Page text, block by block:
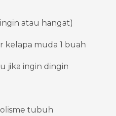
atau hangat)
kelapa muda 1 buah
jika ingin dingin
tubuh